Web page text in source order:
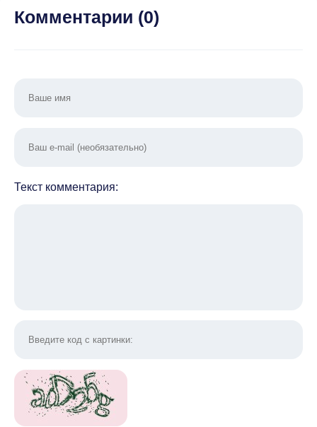
Комментарии (0)
Текст комментария: